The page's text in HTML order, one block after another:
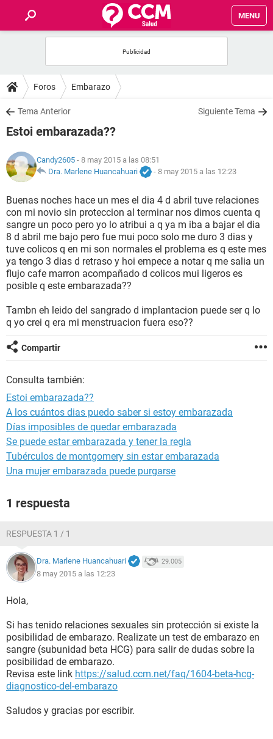
MENU
FOROS
SALUD
NUTRICIÓN
BIENESTAR
SEXUALIDAD
GLOSARIO
Foros Embarazo
Tema Anterior Siguiente Tema
Estoi embarazada??
Candy2605 - 8 may 2015 a las 08:51
Dra. Marlene Huancahuari
- 8 may 2015 a las 12:23
Buenas noches hace un mes el dia 4 d abril tuve relaciones
con mi novio sin proteccion al terminar nos dimos cuenta q
sangre un poco pero yo lo atribui a q ya m iba a bajar el dia
8 d abril me bajo pero fue mui poco solo me duro 3 dias y
tuve colicos q en mi son normales el problema es q este mes
ya tengo 3 dias d retraso y hoi empece a notar q me salia un
flujo cafe marron acompañado d colicos mui ligeros es
posible q este embarazada??
Tambn eh leido del sangrado d implantacion puede ser q lo
q yo crei q era mi menstruacion fuera eso??
Compartir
Consulta también:
Estoi embarazada??
A los cuántos dias puedo saber si estoy embarazada
Días imposibles de quedar embarazada
Se puede estar embarazada y tener la regla
Tubérculos de montgomery sin estar embarazada
Una mujer embarazada puede purgarse
1 respuesta
RESPUESTA 1 / 1
Dra. Marlene Huancahuari 29.005
8 may 2015 a las 12:23
Hola,
Si has tenido relaciones sexuales sin protección si existe la
posibilidad de embarazo. Realizate un test de embarazo en
sangre (subunidad beta HCG) para salir de dudas sobre la
posibilidad de embarazo.
Revisa este link https://salud.ccm.net/faq/1604-beta-hcg-
diagnostico-del-embarazo
Saludos y gracias por escribir.